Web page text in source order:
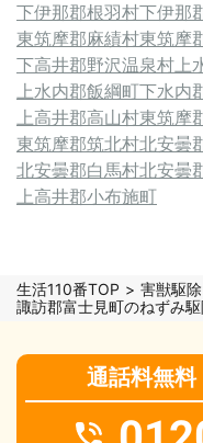
下伊那郡根羽村下伊那
東筑摩郡麻績村東筑摩
下高井郡野沢温泉村上
上水内郡飯綱町下水内
上高井郡高山村東筑摩
東筑摩郡筑北村北安曇
北安曇郡白馬村北安曇
上高井郡小布施町
生活110番TOP 害獣駆除
諏訪郡富士見町のねずみ
通話料無料